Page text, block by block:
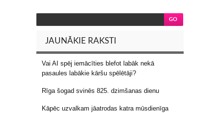
JAUNĀKIE RAKSTI
Vai AI spēj iemācīties blefot labāk nekā
pasaules labākie kāršu spēlētāji?
Rīga šogad svinēs 825. dzimšanas dienu
Kāpēc uzvalkam jāatrodas katra mūsdienīga